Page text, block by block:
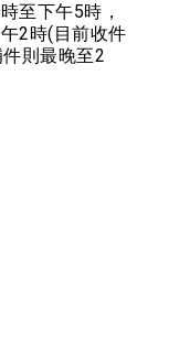
至下午5時，
2時(目前收件
則最晚至2